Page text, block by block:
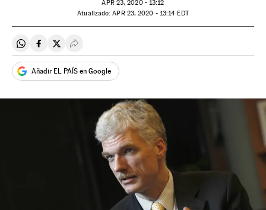
APR23, 2020 - 13:12
atualizado: APR23, 2020 - 13:14 EDT
Compartir en Whatsapp
Compartir en Facebook
Compartir en Twitter
Desplegar Redes Sociales
Añadir EL PAÍS en Google